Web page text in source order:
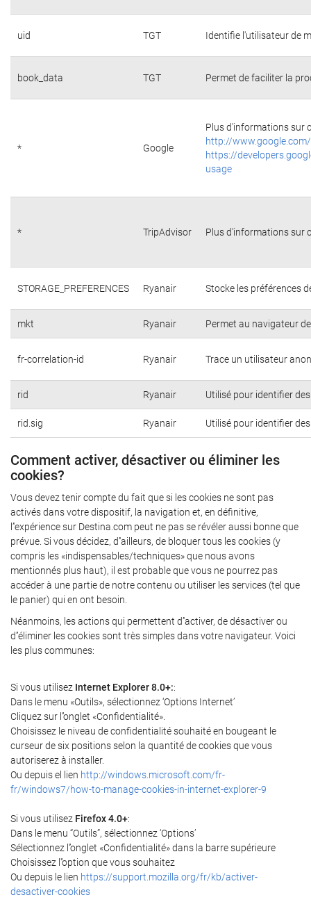
uid TGT Identifie l'utilisateur de
book_data TGT Permet de faciliter la
* Google
Plus d'informations sur
http://
https://
usage
* TripAdvisor Plus d'informations sur
STORAGE_PREFERENCES Ryanair Stocke les préférences
mkt Ryanair Permet au navigateur
fr-correlation-id Ryanair Trace un utilisateur
rid Ryanair Utilisé pour identifier
rid.sig Ryanair Utilisé pour identifier
Comment activer, désactiver ou éliminer les
cookies?
Vous devez tenir compte du fait que si les cookies ne sont pas
activés dans votre dispositif, la navigation et, en définitive,
l’'expérience sur Destina.com peut ne pas se révéler aussi bonne que
prévue. Si vous décidez, d’'ailleurs, de bloquer tous les cookies (y
compris les «indispensables/techniques» que nous avons
mentionnés plus haut), il est probable que vous ne pourrez pas
accéder à une partie de notre contenu ou utiliser les services (tel que
le panier) qui en ont besoin.
Néanmoins, les actions qui permettent d’'activer, de désactiver ou
d'’éliminer les cookies sont très simples dans votre navigateur. Voici
les plus communes:
Si vous utilisez Internet Explorer 8.0+::
Dans le menu «Outils», sélectionnez ‘Options Internet’
Cliquez sur l'’onglet «Confidentialité».
Choisissez le niveau de confidentialité souhaité en bougeant le
curseur de six positions selon la quantité de cookies que vous
autoriserez à installer.
Ou depuis el lien http://windows.microsoft.com/fr-
fr/windows7/how-to-manage-cookies-in-internet-explorer-9
Si vous utilisez Firefox 4.0+:
Dans le menu “Outils”, sélectionnez ‘Options’
Sélectionnez l'’onglet «Confidentialité» dans la barre supérieure
Choisissez l'’option que vous souhaitez
Ou depuis le lien https://support.mozilla.org/fr/kb/activer-
desactiver-cookies